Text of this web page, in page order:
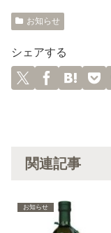
お知らせ
シェアする
関連記事
お知らせ